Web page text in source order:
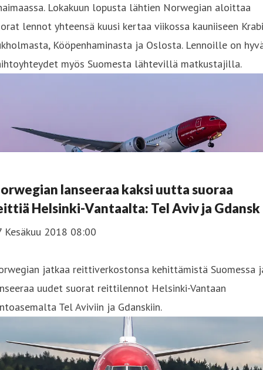
Lokakuun lopusta lähtien Norwegian aloittaa
lennot yhteensä kuusi kertaa viikossa kauniiseen
Kööpenhaminasta ja Oslosta. Lennoille on
myös Suomesta lähtevillä matkustajilla.
lanseeraa kaksi uutta suoraa
Helsinki-Vantaalta: Tel Aviv ja Gdansk
Kesäkuu 2018 08:00
jatkaa reittiverkostonsa kehittämistä Suomessa
uudet suorat reittilennot Helsinki-Vantaan
Tel Aviviin ja Gdanskiin.